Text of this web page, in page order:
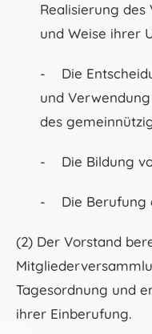
Realisierung des
und Weise ihrer
- Die
und
des
- Die Bildung
- Die Berufung
(2) Der Vorstand
Tagesordnung und
ihrer Einberufung.